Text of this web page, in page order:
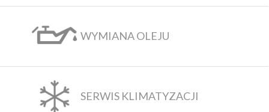
WYMIANA OLEJU
SERWIS KLIMATYZACJI